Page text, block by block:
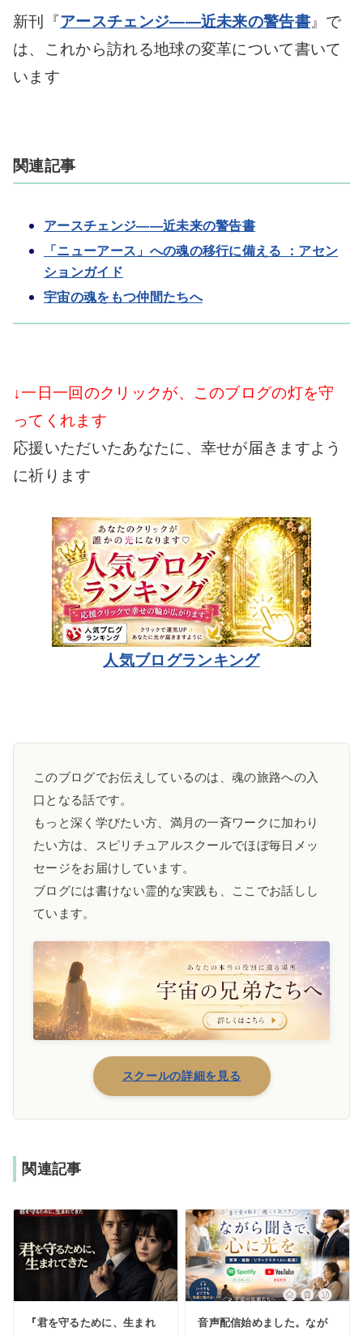
新刊『アースチェンジ——近未来の警告書』 で
は、これから訪れる地球の変革について書いて
います
関連記事
アースチェンジ——近未来の警告書
「ニューアース」への魂の移行に備える ：アセン
ションガイド
宇宙の魂をもつ仲間たちへ
↓一日一回のクリックが、このブログの灯を守
ってくれます
応援いただいたあなたに、幸せが届きますよう
に祈ります
人気ブログランキング
このブログでお伝えしているのは、魂の旅路への入
口となる話です。
もっと深く学びたい方、満月の一斉ワークに加わり
たい方は、スピリチュアルスクールでほぼ毎日メッ
セージをお届けしています。
ブログには書けない霊的な実践も、ここでお話しし
ています。
スクールの詳細を見る
関連記事
『君を守るために、生まれ
音声配信始めました。なが